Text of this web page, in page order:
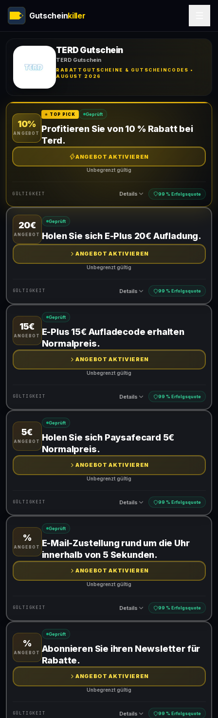
Gutscheinkiller
TERD Gutschein
TERD Gutschein
RABATTGUTSCHEINE & GUTSCHEINCODES •
AUGUST 2026
10%
ANGEBOT
⭐ TOP PICK Geprüft
Profitieren Sie von 10 % Rabatt bei
Terd.
ANGEBOT AKTIVIEREN
Unbegrenzt gültig
GÜLTIGKEIT Details 99 % Erfolgsquote
Gültig für teilnehmende Produkte
20€
ANGEBOT
Geprüft
Holen Sie sich E-Plus 20€ Aufladung.
ANGEBOT AKTIVIEREN
Unbegrenzt gültig
GÜLTIGKEIT Details 99 % Erfolgsquote
Gültig für teilnehmende Produkte
15€
ANGEBOT
Geprüft
E-Plus 15€ Aufladecode erhalten
Normalpreis.
ANGEBOT AKTIVIEREN
Unbegrenzt gültig
GÜLTIGKEIT Details 99 % Erfolgsquote
Gültig für teilnehmende Produkte
5€
ANGEBOT
Geprüft
Holen Sie sich Paysafecard 5€
Normalpreis.
ANGEBOT AKTIVIEREN
Unbegrenzt gültig
GÜLTIGKEIT Details 99 % Erfolgsquote
Gültig für teilnehmende Produkte
%
ANGEBOT
Geprüft
E-Mail-Zustellung rund um die Uhr
innerhalb von 5 Sekunden.
ANGEBOT AKTIVIEREN
Unbegrenzt gültig
GÜLTIGKEIT Details 99 % Erfolgsquote
Gültig für teilnehmende Produkte
%
ANGEBOT
Geprüft
Abonnieren Sie ihren Newsletter für
Rabatte.
ANGEBOT AKTIVIEREN
Unbegrenzt gültig
GÜLTIGKEIT Details 99 % Erfolgsquote